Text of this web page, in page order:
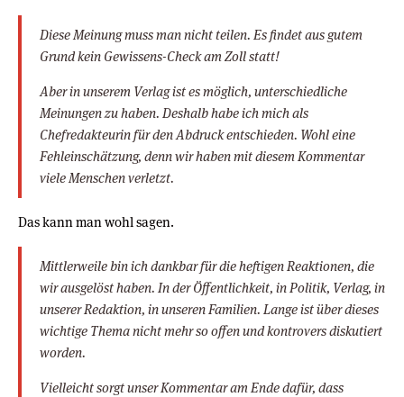
Diese Meinung muss man nicht teilen. Es findet aus gutem
Grund kein Gewissens-Check am Zoll statt!
Aber in unserem Verlag ist es möglich, unterschiedliche
Meinungen zu haben. Deshalb habe ich mich als
Chefredakteurin für den Abdruck entschieden. Wohl eine
Fehleinschätzung, denn wir haben mit diesem Kommentar
viele Menschen verletzt.
Das kann man wohl sagen.
Mittlerweile bin ich dankbar für die heftigen Reaktionen, die
wir ausgelöst haben. In der Öffentlichkeit, in Politik, Verlag, in
unserer Redaktion, in unseren Familien. Lange ist über dieses
wichtige Thema nicht mehr so offen und kontrovers diskutiert
worden.
Vielleicht sorgt unser Kommentar am Ende dafür, dass